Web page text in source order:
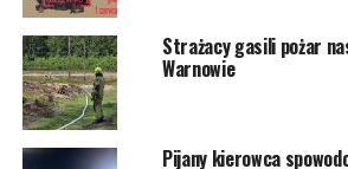
Strażacy gasili pożar
Warnowie
Pijany kierowca